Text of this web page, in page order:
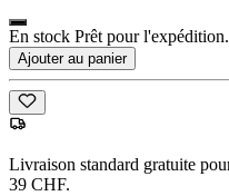
En stock Prêt pour l'expédition.
Ajouter au panier
Livraison standard gratuite
39 CHF.